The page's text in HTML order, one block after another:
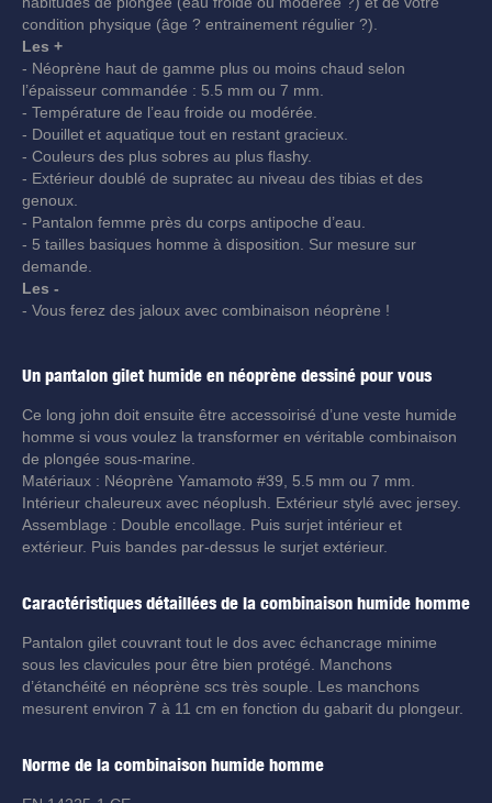
condition physique (âge ? entrainement régulier ?).
Les +
- Néoprène haut de gamme plus ou moins chaud selon
l’épaisseur commandée : 5.5 mm ou 7 mm.
- Température de l’eau froide ou modérée.
- Douillet et aquatique tout en restant gracieux.
- Couleurs des plus sobres au plus flashy.
- Extérieur doublé de supratec au niveau des tibias et des
genoux.
- Pantalon femme près du corps antipoche d’eau.
- 5 tailles basiques homme à disposition. Sur mesure sur
demande.
Les -
- Vous ferez des jaloux avec combinaison néoprène !
Un pantalon gilet humide en néoprène dessiné pour vous
Ce long john doit ensuite être accessoirisé d’une veste humide
homme si vous voulez la transformer en véritable combinaison
de plongée sous-marine.
Matériaux : Néoprène Yamamoto #39, 5.5 mm ou 7 mm.
Intérieur chaleureux avec néoplush. Extérieur stylé avec jersey.
Assemblage : Double encollage. Puis surjet intérieur et
extérieur. Puis bandes par-dessus le surjet extérieur.
Caractéristiques détaillées de la combinaison humide homme
Pantalon gilet couvrant tout le dos avec échancrage minime
sous les clavicules pour être bien protégé. Manchons
d’étanchéité en néoprène scs très souple. Les manchons
mesurent environ 7 à 11 cm en fonction du gabarit du plongeur.
Norme de la combinaison humide homme